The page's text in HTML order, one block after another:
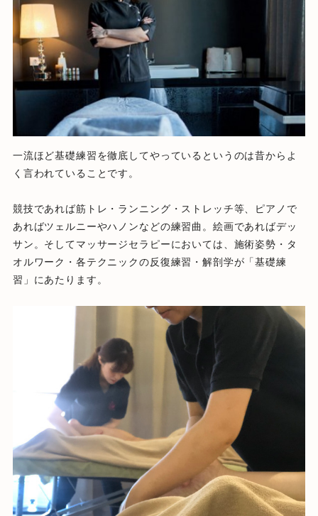
一流ほど基礎練習を徹底してやっているというのは昔からよ
く言われていることです。
競技であれば筋トレ・ランニング・ストレッチ等、 ピアノで
あればツェルニーやハノンなどの練習曲。 絵画であればデッ
サン。そしてマッサージセラピーにおいては、 施術姿勢・タ
オルワーク・各テクニックの反復練習・解剖学が「基礎練
習」にあたります。